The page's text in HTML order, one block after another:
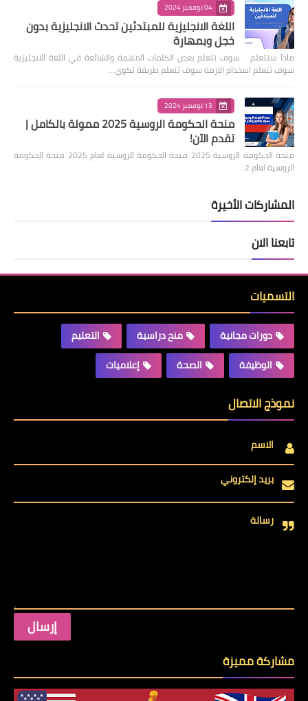
04 نوفمبر 2024
اللغة الانجليزية للمبتدئين تحدث الانجليزية بدون
خجل وبمهارة
ماذا ستتعلم سوف تتعلم بعض الكلمات المهمة والشائعة في اللغة الانجليزية
سوف تتعلم اسخدام الازمة سوف تتعلم طريقة تكوي…
13 نوفمبر 2024
منحة الحكومة الروسية 2025 ممولة بالكامل |
تقدم الآن!
منحة الحكومة الروسية 2025 منحة الحكومة الروسية لعام 2025 منحة الحكومة
الروسية لعام 2…
المشاركات الأخيرة
تابعنا الان
التسميات
دورات مجانية منح دراسية
التعليم
الوظيفة
الصحة إعلاميات
نموذج الاتصال
الاسم
بريد إلكتروني
رسالة
مشاركة مميزة